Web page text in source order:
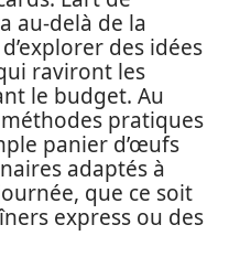
au-delà de la
des idées
raviront les
le budget. Au
pratiques
panier d’œufs
adaptés à
que ce soit
express ou des